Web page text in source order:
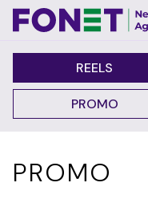
REELS
PROMO
PROMO